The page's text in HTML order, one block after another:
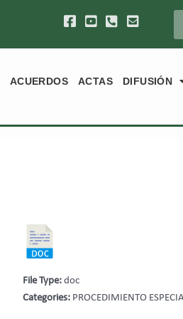
ACUERDOS ACTAS DIFUSIÓN
File Type:doc
Categories: PROCEDIMIENTO